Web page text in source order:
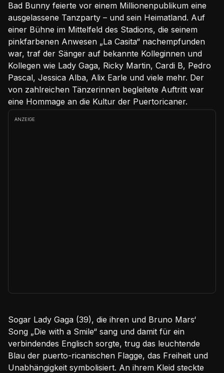
Bad Bunny feierte vor einem Millionenpublikum eine
ausgelassene Tanzparty – und sein Heimatland. Auf
einer Bühne im Mittelfeld des Stadions, die seinem
pinkfarbenen Anwesen „La Casita“ nachempfunden
war, traf der Sänger auf bekannte Kolleginnen und
Kollegen wie Lady Gaga, Ricky Martin, Cardi B, Pedro
Pascal, Jessica Alba, Alix Earle und viele mehr. Der
von zahlreichen Tänzerinnen begleitete Auftritt war
eine Hommage an die Kultur der Puertoricaner.
ANZEIGE
Sogar Lady Gaga (39), die ihren und Bruno Mars‘
Song „Die with a Smile“ sang und damit für ein
verbindendes Englisch sorgte, trug das leuchtende
Blau der puerto-ricanischen Flagge, das Freiheit und
Unabhängigkeit symbolisiert. An ihrem Kleid steckte